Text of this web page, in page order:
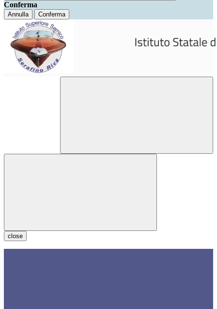
Conferma
Annulla Conferma
close